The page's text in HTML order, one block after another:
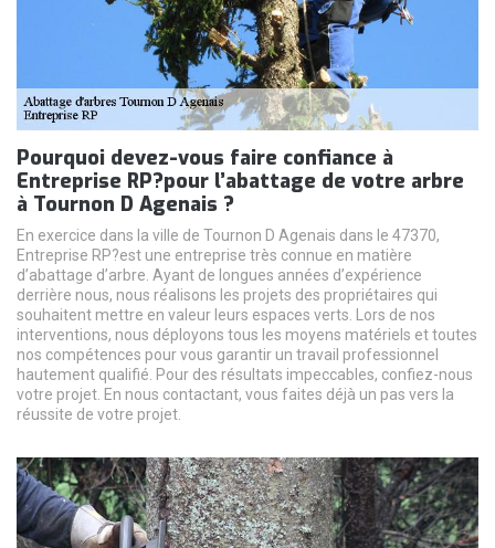
Pourquoi devez-vous faire confiance à
Entreprise RP?pour l’abattage de votre arbre
à Tournon D Agenais ?
En exercice dans la ville de Tournon D Agenais dans le 47370,
Entreprise RP?est une entreprise très connue en matière
d’abattage d’arbre. Ayant de longues années d’expérience
derrière nous, nous réalisons les projets des propriétaires qui
souhaitent mettre en valeur leurs espaces verts. Lors de nos
interventions, nous déployons tous les moyens matériels et toutes
nos compétences pour vous garantir un travail professionnel
hautement qualifié. Pour des résultats impeccables, confiez-nous
votre projet. En nous contactant, vous faites déjà un pas vers la
réussite de votre projet.